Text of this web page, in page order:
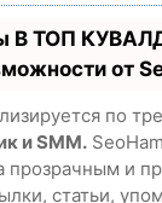
В ТОП
от
по
и SMM.
прозрачным и
статьи,